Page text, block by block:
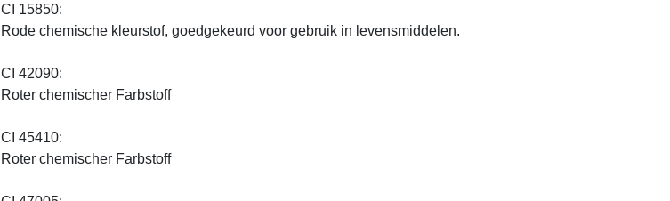
CI 15850:
Rode chemische kleurstof, goedgekeurd voor gebruik in levensmiddelen.
CI 42090:
Roter chemischer Farbstoff
CI 45410:
Roter chemischer Farbstoff